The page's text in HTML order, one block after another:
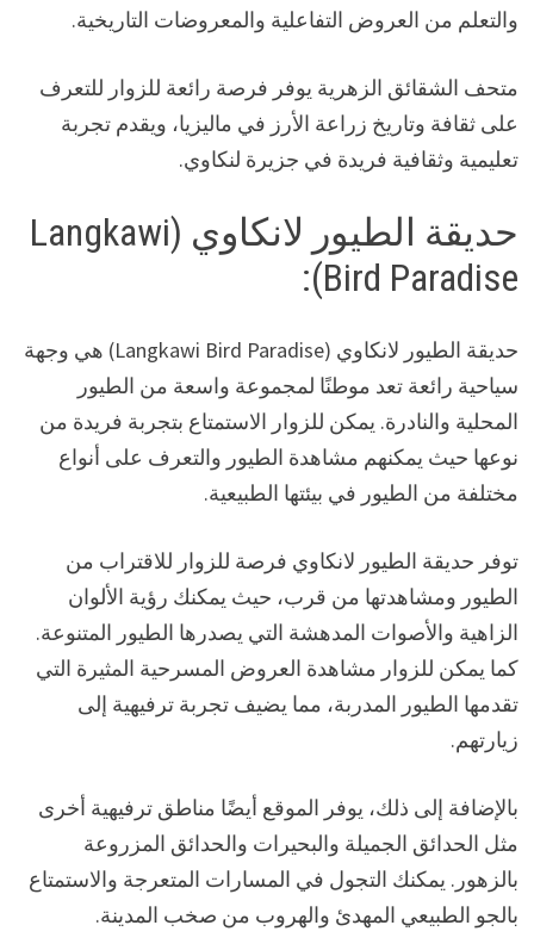
والتعلم من العروض التفاعلية والمعروضات التاريخية.
متحف الشقائق الزهرية يوفر فرصة رائعة للزوار للتعرف
على ثقافة وتاريخ زراعة الأرز في ماليزيا، ويقدم تجربة
تعليمية وثقافية فريدة في جزيرة لنكاوي.
حديقة الطيور لانكاوي (Langkawi
Bird Paradise):
حديقة الطيور لانكاوي (Langkawi Bird Paradise) هي وجهة
سياحية رائعة تعد موطنًا لمجموعة واسعة من الطيور
المحلية والنادرة. يمكن للزوار الاستمتاع بتجربة فريدة من
نوعها حيث يمكنهم مشاهدة الطيور والتعرف على أنواع
مختلفة من الطيور في بيئتها الطبيعية.
توفر حديقة الطيور لانكاوي فرصة للزوار للاقتراب من
الطيور ومشاهدتها من قرب، حيث يمكنك رؤية الألوان
الزاهية والأصوات المدهشة التي يصدرها الطيور المتنوعة.
كما يمكن للزوار مشاهدة العروض المسرحية المثيرة التي
تقدمها الطيور المدربة، مما يضيف تجربة ترفيهية إلى
زيارتهم.
بالإضافة إلى ذلك، يوفر الموقع أيضًا مناطق ترفيهية أخرى
مثل الحدائق الجميلة والبحيرات والحدائق المزروعة
بالزهور. يمكنك التجول في المسارات المتعرجة والاستمتاع
بالجو الطبيعي المهدئ والهروب من صخب المدينة.